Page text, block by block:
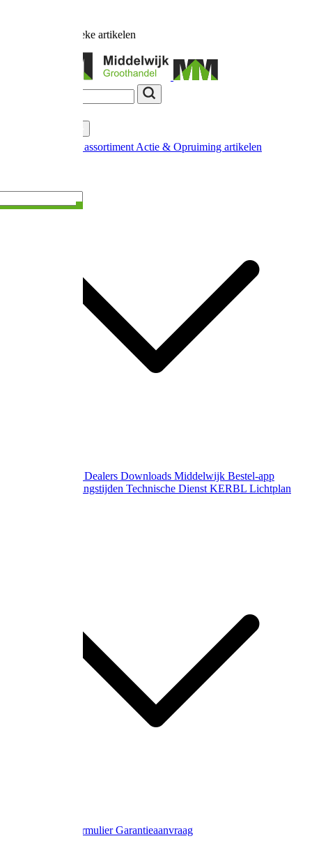
unieke artikelen
Nieuw in ons assortiment Actie & Opruiming artikelen
Dealers Downloads Middelwijk Bestel-app
Gewijzigde openingstijden Technische Dienst KERBL Lichtplan
RetourformulierGarantieaanvraag